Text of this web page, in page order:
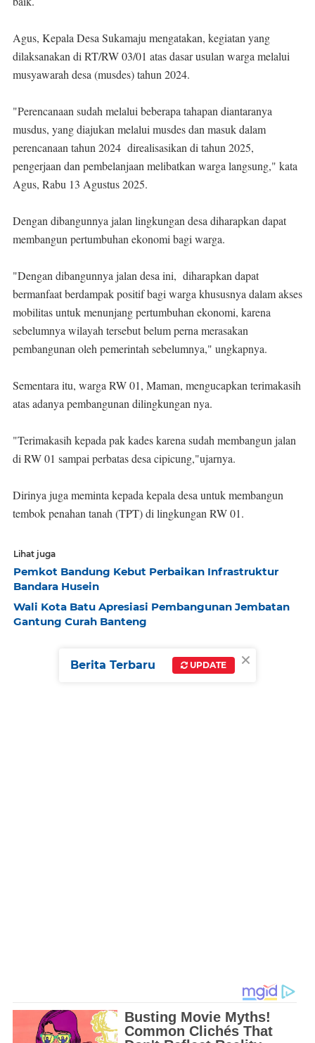
Agus, Kepala Desa Sukamaju mengatakan, kegiatan yang
dilaksanakan di RT/RW 03/01 atas dasar usulan warga melalui
musyawarah desa (musdes) tahun 2024.
"Perencanaan sudah melalui beberapa tahapan diantaranya
musdus, yang diajukan melalui musdes dan masuk dalam
perencanaan tahun 2024 direalisasikan di tahun 2025,
pengerjaan dan pembelanjaan melibatkan warga langsung," kata
Agus, Rabu 13 Agustus 2025.
Dengan dibangunnya jalan lingkungan desa diharapkan dapat
membangun pertumbuhan ekonomi bagi warga.
"Dengan dibangunnya jalan desa ini, diharapkan dapat
bermanfaat berdampak positif bagi warga khususnya dalam akses
mobilitas untuk menunjang pertumbuhan ekonomi, karena
sebelumnya wilayah tersebut belum perna merasakan
pembangunan oleh pemerintah sebelumnya," ungkapnya.
Sementara itu, warga RW 01, Maman, mengucapkan terimakasih
atas adanya pembangunan dilingkungan nya.
"Terimakasih kepada pak kades karena sudah membangun jalan
di RW 01 sampai perbatas desa cipicung,"ujarnya.
Dirinya juga meminta kepada kepala desa untuk membangun
tembok penahan tanah (TPT) di lingkungan RW 01.
Lihat juga
Pemkot Bandung Kebut Perbaikan Infrastruktur
Bandara Husein
Wali Kota Batu Apresiasi Pembangunan Jembatan
Gantung Curah Banteng
×
Berita Terbaru UPDATE